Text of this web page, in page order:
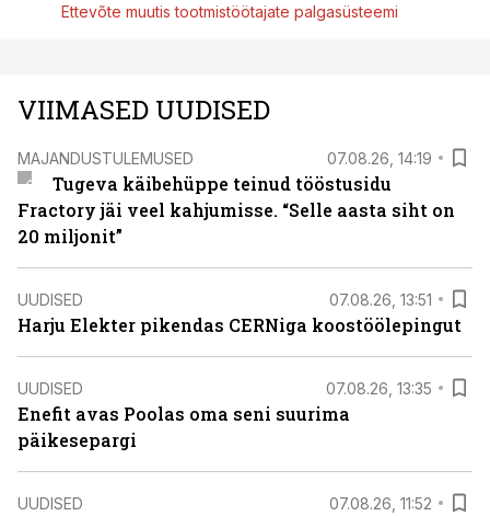
Ettevõte muutis tootmistöötajate palgasüsteemi
VIIMASED UUDISED
MAJANDUSTULEMUSED 07.08.26, 14:19
Tugeva käibehüppe teinud tööstusidu
Fractory jäi veel kahjumisse. “Selle aasta siht on
20 miljonit”
UUDISED 07.08.26, 13:51
Harju Elekter pikendas CERNiga koostöölepingut
UUDISED 07.08.26, 13:35
Enefit avas Poolas oma seni suurima
päikesepargi
UUDISED 07.08.26, 11:52